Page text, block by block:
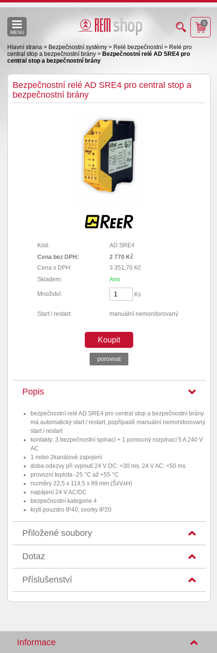
MENU
0
Hlavní strana > Bezpečnostní systémy > Relé bezpečnostní > Relé pro
central stop a bezpečnostní brány > Bezpečnostní relé AD SRE4 pro
central stop a bezpečnostní brány
Bezpečnostní relé AD SRE4 pro central stop a
bezpečnostní brány
Kód:
AD SRE4
Cena bez DPH:
2 770 Kč
Cena s DPH:
3 351,70 Kč
Skladem:
Ano
Množství: Ks
Start / restart: manuální nemonitorovaný
Koupit
porovnat
Popis
bezpečnostní relé AD SRE4 pro central stop a bezpečnostní brány
má automatický start / restart, popřípadě manuální nemonitorovaný
start / restart
kontakty: 3 bezpečnostní spínací + 1 pomocný rozpínací 5 A 240 V
AC
1 nebo 2kanálové zapojení
doba odezvy při vypnutí 24 V DC: <30 ms, 24 V AC: <50 ms
provozní teplota -25 °C až +55 °C
rozměry 22,5 x 114,5 x 99 mm (ŠxVxH)
napájení 24 V AC/DC
bezpečnostní kategorie 4
krytí pouzdro IP40, svorky IP20
Přiložené soubory
Dotaz
Příslušenství
Informace